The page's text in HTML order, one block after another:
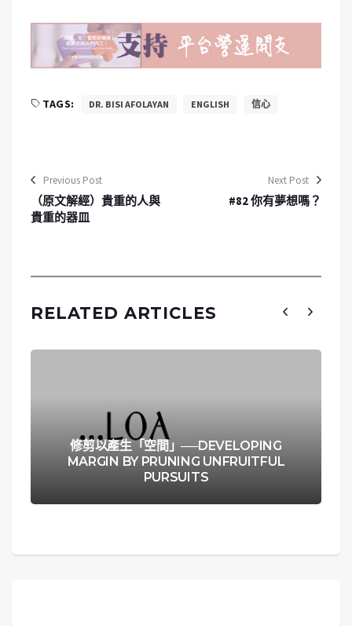
TAGS: DR. BISI AFOLAYAN ENGLISH 信心
Previous Post
（原文解經）貴重的人與
貴重的器皿
Next Post
#82 你有夢想嗎？
RELATED ARTICLES
修剪以產生「空間」──DEVELOPING
MARGIN BY PRUNING UNFRUITFUL
PURSUITS